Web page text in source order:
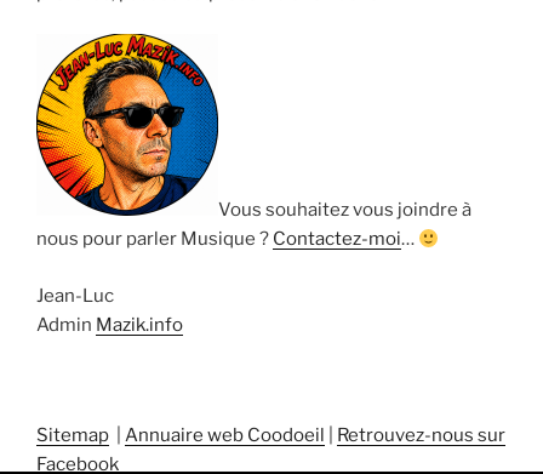
Vous souhaitez vous joindre à
nous pour parler Musique ? Contactez-moi…
Jean-Luc
Admin Mazik.info
Sitemap Annuaire web Coodoeil
Retrouvez-nous sur
Facebook